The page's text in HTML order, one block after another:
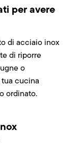
per avere
di acciaio inox
di riporre
o
cucina
ordinato.